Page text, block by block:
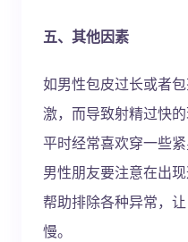
五、其他因素
如男性包皮过长或者
激，而导致射精过快
平时经常喜欢穿一些
男性朋友要注意在出
帮助排除各种异常，
慢。